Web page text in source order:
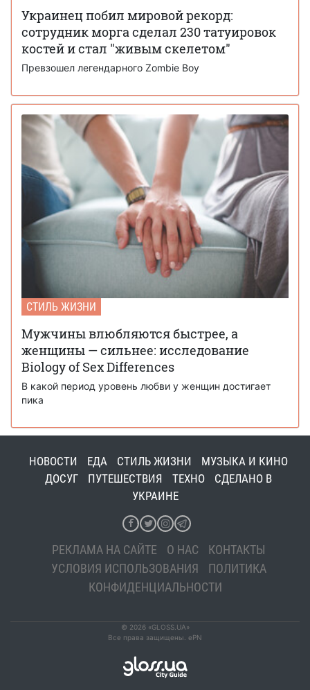
Украинец побил мировой рекорд:
сотрудник морга сделал 230 татуировок
костей и стал "живым скелетом"
Превзошел легендарного Zombie Boy
СТИЛЬ ЖИЗНИ
Мужчины влюбляются быстрее, а
женщины — сильнее: исследование
Biology of Sex Differences
В какой период уровень любви у женщин достигает
пика
НОВОСТИ ЕДА СТИЛЬ ЖИЗНИ
МУЗЫКА И КИНО
ДОСУГ
ПУТЕШЕСТВИЯ ТЕХНО
СДЕЛАНО В
УКРАИНЕ
РЕКЛАМА НА САЙТЕ О НАС
КОНТАКТЫ
УСЛОВИЯ ИСПОЛЬЗОВАНИЯ
ПОЛИТИКА
КОНФИДЕНЦИАЛЬНОСТИ
© 2026 «GLOSS.UA»
Все права защищены. ePN